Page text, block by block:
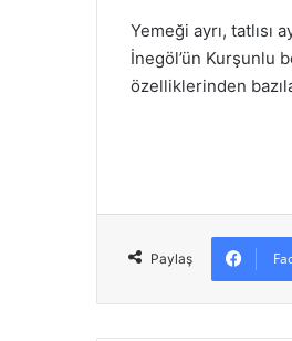
Yemeği ayrı, tatlısı
İnegöl’ün Kurşunlu
özelliklerinden
Paylaş